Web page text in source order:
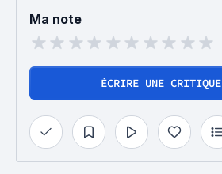
Ma note
ÉCRIRE UNE CRITIQUE